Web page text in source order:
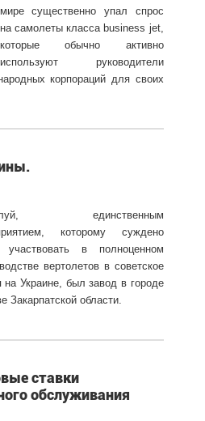
мире существенно упал спрос
на самолеты класса business jet,
которые обычно активно
используют руководители
корпораций для своих
единственным
которому суждено
в полноценном
вертолетов в советское
на Украине, был завод в городе
Закарпатской области.
ставки
обслуживания